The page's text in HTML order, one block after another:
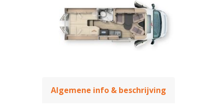
Algemene info & beschrijving